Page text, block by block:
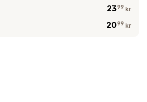
2399 kr
2099 kr